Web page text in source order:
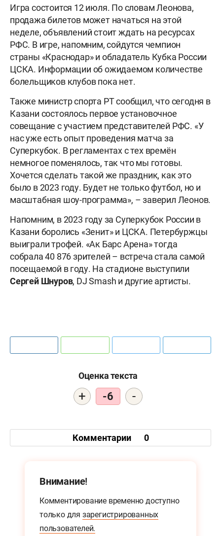
Игра состоится 12 июля. По словам Леонова,
продажа билетов может начаться на этой
неделе, объявлений стоит ждать на ресурсах
РФС. В игре, напомним, сойдутся чемпион
страны «Краснодар» и обладатель Кубка России
ЦСКА. Информации об ожидаемом количестве
болельщиков клубов пока нет.
Также министр спорта РТ сообщил, что сегодня в
Казани состоялось первое установочное
совещание с участием представителей РФС. «У
нас уже есть опыт проведения матча за
Суперкубок. В регламентах с тех времён
немногое поменялось, так что мы готовы.
Хочется сделать такой же праздник, как это
было в 2023 году. Будет не только футбол, но и
масштабная шоу-программа», – заверил Леонов.
Напомним, в 2023 году за Суперкубок России в
Казани боролись «Зенит» и ЦСКА. Петербуржцы
выиграли трофей. «Ак Барс Арена» тогда
собрала 40 876 зрителей – встреча стала самой
посещаемой в году. На стадионе выступили
Сергей Шнуров, DJ Smash и другие артисты.
Оценка текста
+ -6 -
Комментарии 0
Внимание!
Комментирование временно доступно
только для зарегистрированных
пользователей.